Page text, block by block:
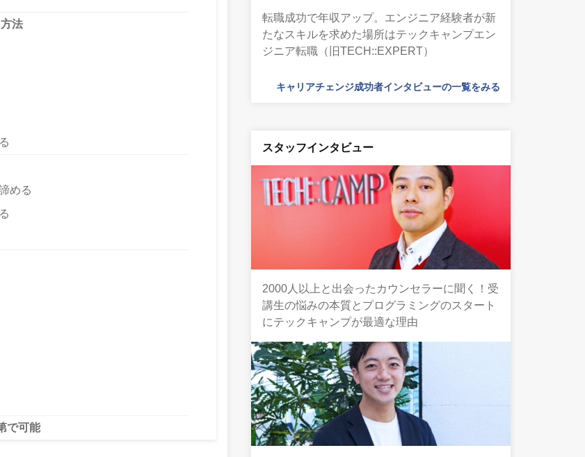
法
める
で可能
転職成功で年収アップ。エンジニア経験者が新
たなスキルを求めた場所はテックキャンプエン
ジニア転職（旧TECH::EXPERT）
キャリアチェンジ成功者インタビューの一覧をみる
スタッフインタビュー
2000人以上と出会ったカウンセラーに聞く！受
講生の悩みの本質とプログラミングのスタート
にテックキャンプが最適な理由